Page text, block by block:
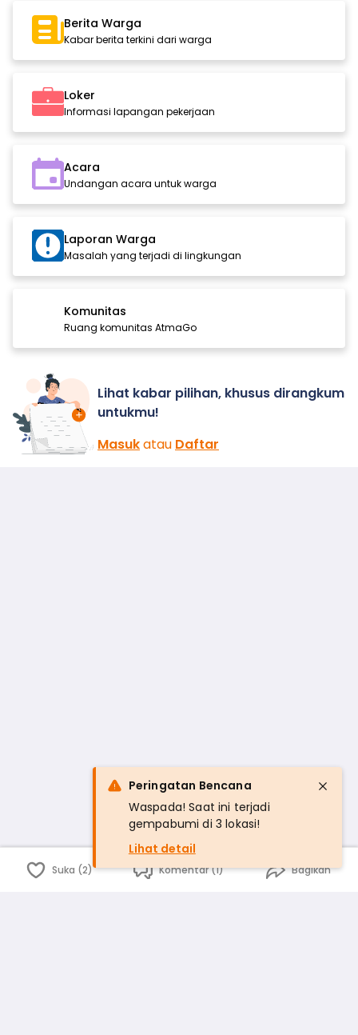
Berita Warga
Kabar berita terkini dari warga
Loker
Informasi lapangan pekerjaan
Acara
Undangan acara untuk warga
Laporan Warga
Masalah yang terjadi di lingkungan
Komunitas
Ruang komunitas AtmaGo
Lihat kabar pilihan, khusus dirangkum
untukmu!
Masukatau Daftar
Suka (2) Komentar (1) Bagikan
Peringatan Bencana
Waspada! Saat ini terjadi
gempabumi di 3 lokasi!
Lihat detail